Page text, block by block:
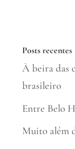
Posts recentes
À beira das
brasileiro
Entre Belo
Muito além